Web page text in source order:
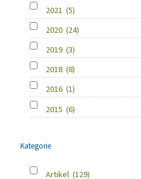
2021 (5)
2020 (24)
2019 (3)
2018 (8)
2016 (1)
2015 (6)
Kategorie
Artikel (129)